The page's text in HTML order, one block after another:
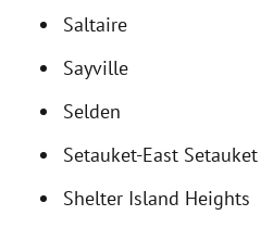
Saltaire
Sayville
Selden
Setauket-East Setauket
Shelter Island Heights